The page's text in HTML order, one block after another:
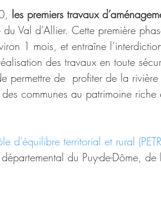
les premiers travaux
Val d’Allier. Cette première
1 mois, et entraîne
des travaux en toute
permettre de  profiter de la
communes au patrimoine
d’équilibre territorial et rural
du Puy-de-Dôme, de